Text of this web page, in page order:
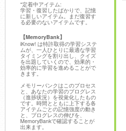
*定着中アイテム:
学習・復習したばかりで、記憶
に新しいアイテム。まだ復習す
る必要のないアイテムです。
【MemoryBank】
iKnow! は特許取得の学習システ
ムが、一人ひとりに最適な学習
タイミングを割り出し、クイズ
を出題していくので、効果的・
効率的に学習を進めることがで
きます。
メモリーバンクはこのプロセス
と、あなたの学習のプログレス
（進捗状況）を視覚化したもの
です。時間とともに上下する各
アイテムごとの記憶強度の動き
と、プログレスの伸びを、
MemoryBankで確認することが
出来ます。